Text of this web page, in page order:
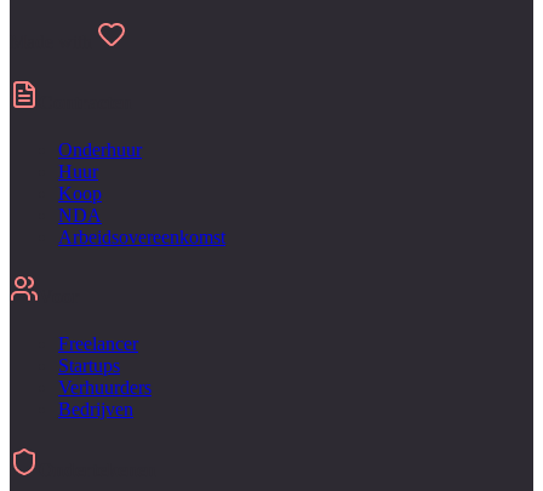
Onderhuur
Huur
Koop
NDA
Arbeidsovereenkomst
Freelancer
Startups
Verhuurders
Bedrijven